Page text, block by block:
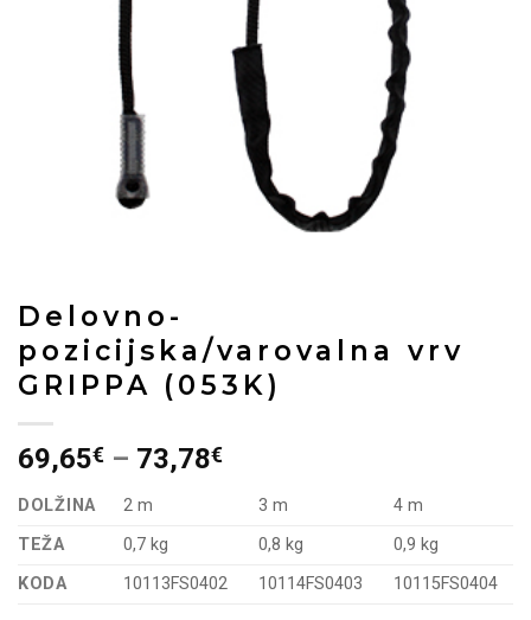
Delovno-
pozicijska/varovalna vrv
GRIPPA (053K)
69,65€ – 73,78€
DOLŽINA 2 m 3 m
4 m
TEŽA
0,7 kg 0,8 kg
0,9 kg
KODA
10113FS0402 10114FS0403 10115FS0404